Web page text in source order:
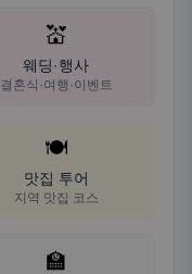
💒
웨딩·행사
결혼식·여행·이벤트
🍽️
맛집 투어
지역 맛집 코스
🏫